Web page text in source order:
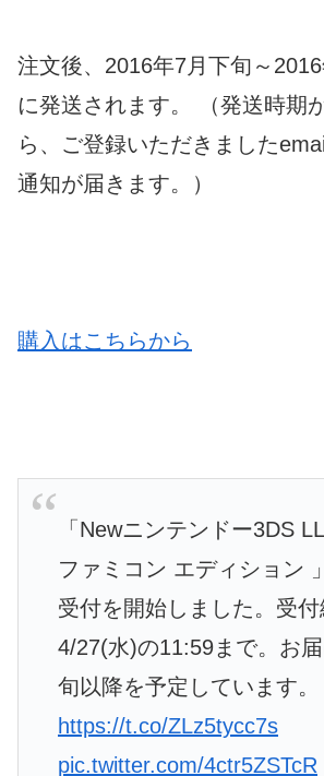
注文後、2016年7月下旬～
に発送されます。 （発送時期
ら、ご登録いただきました
通知が届きます。）
購入はこちらから
「Newニンテンドー3DS
ファミコン エディション
受付を開始しました。受付
4/27(水)の11:59まで。お
旬以降を予定しています。
https://t.co/ZLz5tycc7s
pic.twitter.com/4ctr5ZSTcR